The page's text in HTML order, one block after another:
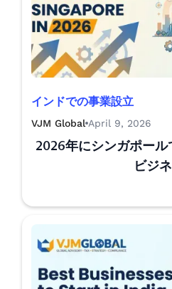
インドでの事業設立
VJM Global April 9, 2026
2026年にシンガポー
ビジ